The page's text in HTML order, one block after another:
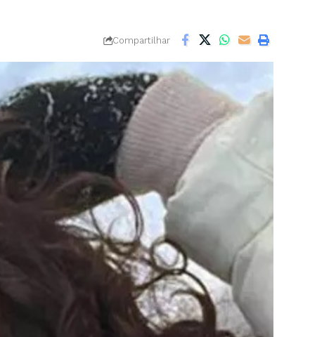
Compartilhar